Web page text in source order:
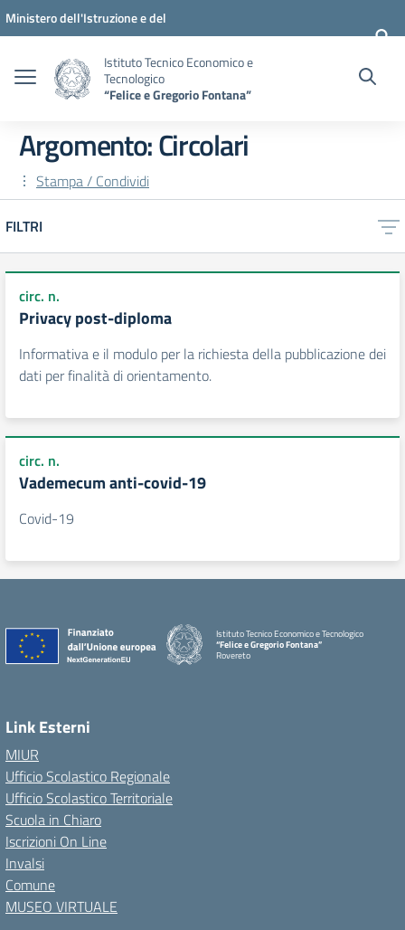
Vai ai contenuti
Vai al menu di navigazione
Vai al footer
Ministero dell'Istruzione e del
Istituto Tecnico Economico e
Tecnologico
“Felice e Gregorio Fontana”
Argomento: Circolari
Stampa / Condividi
FILTRI
circ. n.
Privacy post-diploma
Informativa e il modulo per la richiesta della pubblicazione dei
dati per finalità di orientamento.
circ. n.
Vademecum anti-covid-19
Covid-19
Istituto Tecnico Economico e Tecnologico
“Felice e Gregorio Fontana”
Rovereto
Link Esterni
MIUR
Ufficio Scolastico Regionale
Ufficio Scolastico Territoriale
Scuola in Chiaro
Iscrizioni On Line
Invalsi
Comune
MUSEO VIRTUALE